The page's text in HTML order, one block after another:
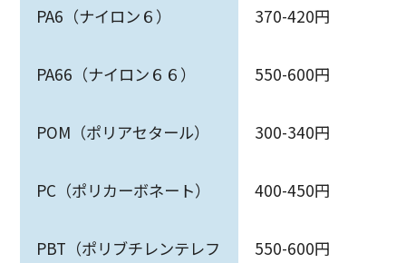
PA6（ナイロン６） 370-420円
PA66（ナイロン６６） 550-600円
POM（ポリアセタール） 300-340円
PC（ポリカーボネート） 400-450円
PBT（ポリブチレンテレフ
550-600円